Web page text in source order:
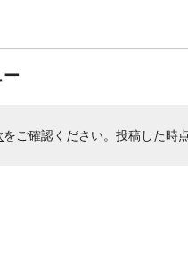
ー
をご確認ください。投稿した時